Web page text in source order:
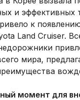
и эффективных
к
Land Cruiser.
мира,
момент для